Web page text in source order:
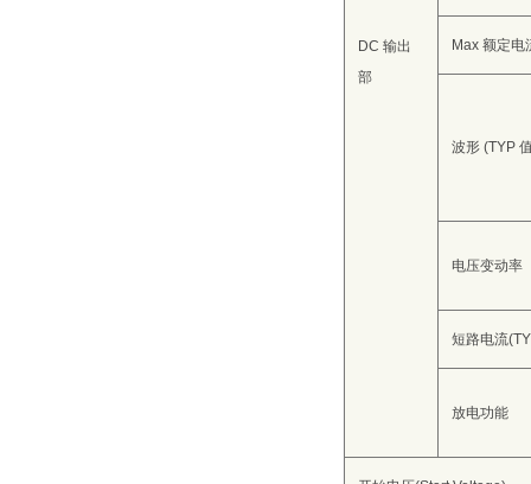
DC 输出
部
Max 额定电
波形 (TYP
电压变动率
短路电流
放电功能